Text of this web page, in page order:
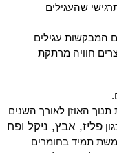
שהעגילים
המבקשות עגילים
חוויה מרתקת
תנוך האוזן לאורך השנים
פליז, אבץ, ניקל ופח
תמיד בחומרים